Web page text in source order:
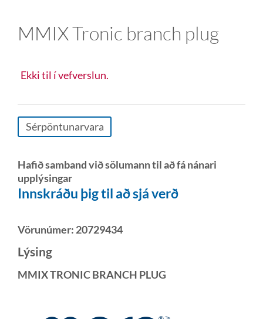
MMIX Tronic branch plug
Ekki til í vefverslun.
Sérpöntunarvara
Hafið samband við sölumann til að fá nánari
upplýsingar
Innskráðu þig til að sjá verð
Vörunúmer: 20729434
Lýsing
MMIX TRONIC BRANCH PLUG